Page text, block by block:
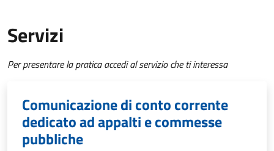
Servizi
Per presentare la pratica accedi al servizio che ti interessa
Comunicazione di conto corrente
dedicato ad appalti e commesse
pubbliche